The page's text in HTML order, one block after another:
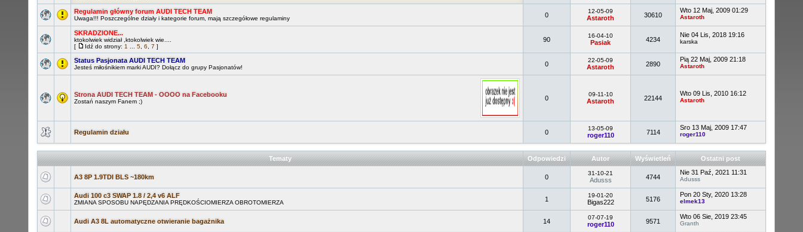
Regulamin główny forum AUDI TECH TEAM
Uwaga!!! Poszczególne działy i kategorie forum, mają szczegółowe regulaminy 0
12-05-09
Astaroth 30610
Wto 12 Maj, 2009 01:29
Astaroth
SKRADZIONE...
ktokolwiek widział ,ktokolwiek wie....
[
Idź do strony: 1 5 6 7 ]
90
16-04-10
Pasiak 4234
Nie 04 Lis, 2018 19:16
karska
Status Pasjonata AUDI TECH TEAM
Jesteś miłośnikiem marki AUDI? Dołącz do grupy Pasjonatów! 0
22-05-09
Astaroth 2890
Pią 22 Maj, 2009 21:18
Astaroth
Strona AUDI TECH TEAM - OOOO na Facebooku
Zostań naszym Fanem ;) 0
09-11-10
Astaroth 22144
Wto 09 Lis, 2010 16:12
Astaroth
Regulamin działu 0
13-05-09
roger110 7114
Sro 13 Maj, 2009 17:47
roger110
Tematy Odpowiedzi Autor Wyświetleń Ostatni post
A3 8P 1.9TDI BLS ~180km 0
31-10-21
Adusss 4744
Nie 31 Paź, 2021 11:31
Adusss
Audi 100 c3 SWAP 1.8 / 2,4 v6 ALF
ZMIANA SPOSOBU NAPĘDZANIA PRĘDKOŚCIOMIERZA OBROTOMIERZA 1
19-01-20
Bigas222 5176
Pon 20 Sty, 2020 13:28
elmek13
Audi A3 8L automatyczne otwieranie bagażnika 14
07-07-19
roger110 9571
Wto 06 Sie, 2019 23:45
Granth